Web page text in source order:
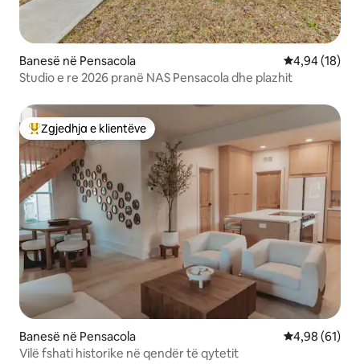
Banesë në Pensacola Vlerësimi
4,94 (18)
Studio e re 2026 pranë NAS Pensacola dhe plazhit
Më të mirat e zgjedhjeve të klientëve
Zgjedhja e klientëve
Banesë në Pensacola Vlerësimi
4,98 (61)
Vilë fshati historike në qendër të qytetit